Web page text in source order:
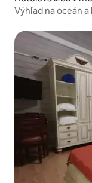
Výhľad na oceán